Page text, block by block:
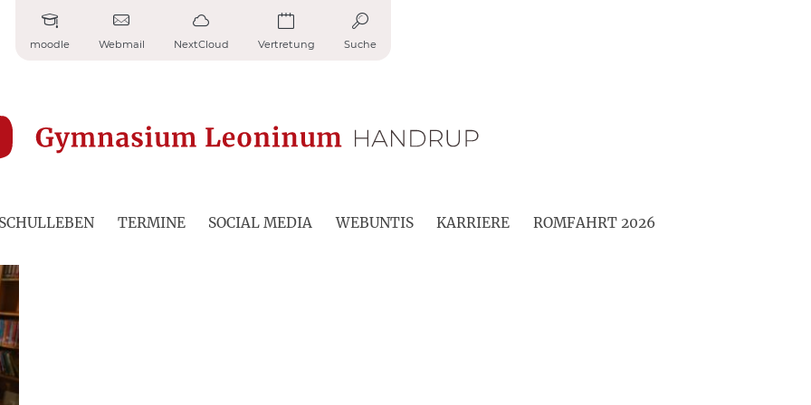
moodle Webmail NextCloud Vertretung Suche
SCHULLEBEN TERMINE SOCIAL MEDIA WEBUNTIS KARRIERE ROMFAHRT 2026